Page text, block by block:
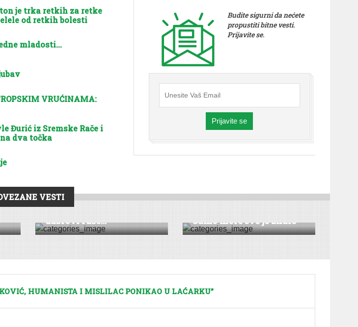
je trka retkih za retke
od retkih bolesti
mladosti…
VRUĆINAMA:
Đurić iz Sremske Rače i
dva točka
Budite sigurni da nećete
propustiti bitne vesti.
Prijavite se.
Prijavite se
VESTI
REPORTAŽA
U „sremskoj Africi“
dabrovi ruše...
REPORTAŽA
Sa­mo mo­re sve je zna­lo
HUMANISTA I MISLILAC PONIKAO U LAĆARKU”